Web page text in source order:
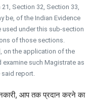
Section 32, Section 33,
be, of the Indian Evidence
used under this sub-section
of those sections.
on the application of the
such Magistrate as
report.
आप तक प्रदान करने का